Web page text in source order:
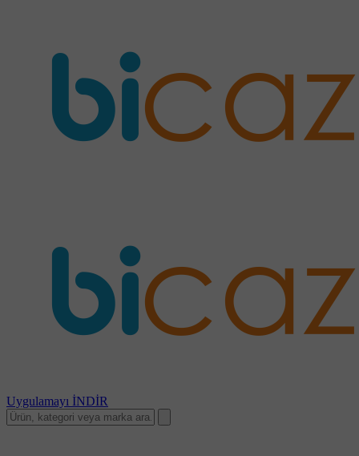
Uygulamayı İNDİR